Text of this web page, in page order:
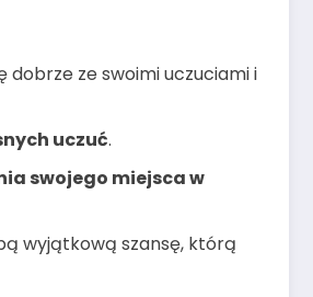
dobrze ze swoimi uczuciami i
uczuć.
swojego miejsca w
wyjątkową szansę, którą